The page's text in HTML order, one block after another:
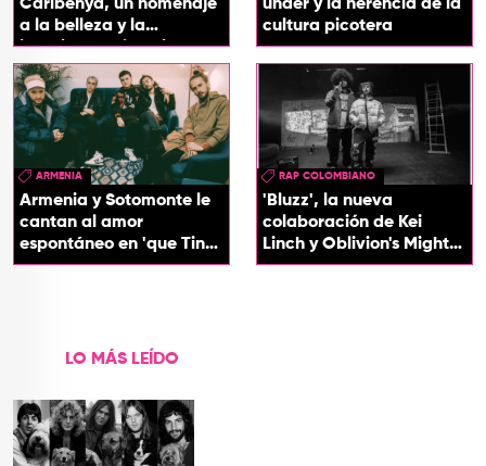
Caribenya, un homenaje
a la belleza y la
identidad del Caribe
under y la herencia de la
cultura picotera
ARMENIA
Armenia y Sotomonte le
cantan al amor
espontáneo en 'que Tin
que Tan'
RAP COLOMBIANO
'Bluzz', la nueva
colaboración de Kei
Linch y Oblivion's Mighty
Trash
LO MÁS LEÍDO